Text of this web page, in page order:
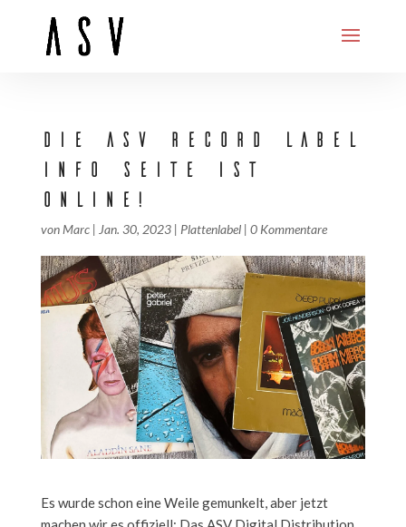
DIE ASV RECORD LABEL
INFO SEITE IST
ONLINE!
von Marc| Jan. 30, 2023| Plattenlabel| 0 Kommentare
Es wurde schon eine Weile gemunkelt, aber jetzt